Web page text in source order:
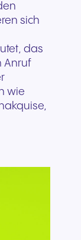
sich
das
Anruf
wie